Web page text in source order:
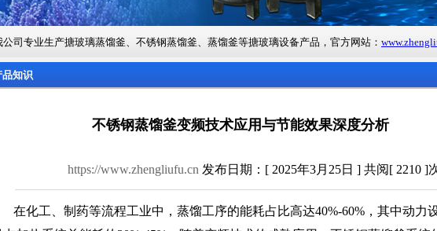
公司专业生产搪玻璃蒸馏釜、不锈钢蒸馏釜、蒸馏釜等搪玻璃设备产品，官方网站：
品知识
不锈钢蒸馏釜变频技术应用与节能效果深度分析
https://www.zhengliufu.cn 发布日期：[ 2025年3月25日 ] 共阅[ 2210 ]
在化工、制药等流程工业中，蒸馏工序的能耗占比高达40%-60%，其中动力